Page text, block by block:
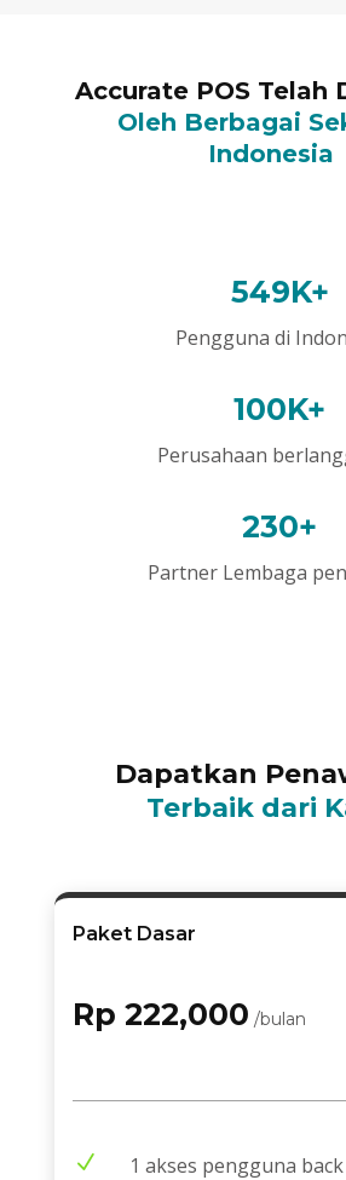
Accurate POS Telah
Oleh Berbagai
Indonesia
549K+
Pengguna di
100K+
Perusahaan
230+
Partner Lembaga
Dapatkan
Terbaik dari
Paket Dasar
Rp 222,000 /bulan
N 1 akses pengguna